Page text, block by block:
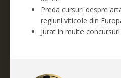
Preda cursuri despre
regiuni viticole din
Jurat in multe